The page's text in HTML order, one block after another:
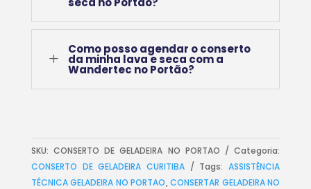
L
Como posso agendar o conserto
da minha lava e seca com a
Wandertec no Portão?
SKU: CONSERTO DE GELADEIRA NO PORTAO
Categoria:
CONSERTO DE GELADEIRA CURITIBA
Tags:ASSISTÊNCIA
TÉCNICA GELADEIRA NO PORTAO,CONSERTAR GELADEIRA NO